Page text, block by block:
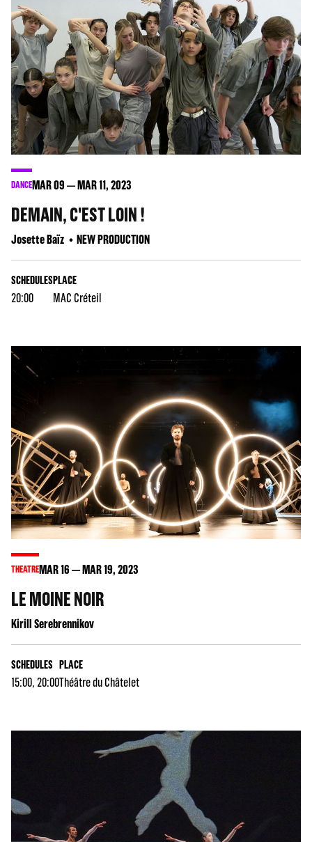
DANCEMAR09 MAR11, 2023
DEMAIN, C'EST LOIN !
Josette Baïz NEW PRODUCTION
SCHEDULES
20:00
PLACE
MAC Créteil
THEATREMAR16 MAR19, 2023
LE MOINE NOIR
Kirill Serebrennikov
SCHEDULES
15:00, 20:00
PLACE
Théâtre du Châtelet